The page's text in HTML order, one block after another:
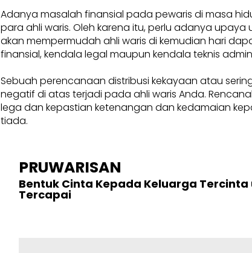
Adanya masalah finansial pada pewaris di masa
para ahli waris. Oleh karena itu, perlu adanya
akan mempermudah ahli waris di kemudian hari
finansial, kendala legal maupun kendala teknis
Sebuah perencanaan distribusi kekayaan atau
negatif di atas terjadi pada ahli waris Anda.
lega dan kepastian ketenangan dan kedamaian
tiada.
PRUWARISAN
Bentuk Cinta Kepada Keluarga
Tercapai